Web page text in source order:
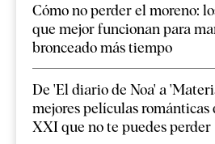
Cómo no perder el moreno:
que mejor funcionan para
bronceado más tiempo
De 'El diario de Noa' a
mejores películas románticas
XXI que no te puedes perder